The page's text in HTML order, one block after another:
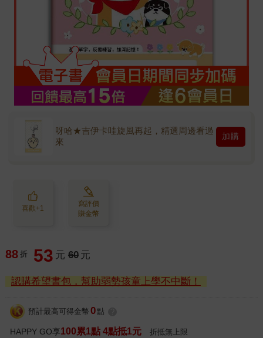
呀哈★吉伊卡哇旋風再起，精選周邊看過
來
加購
喜歡+1
寫評價
賺金幣
88 折 53 元 60 元
認購希望書包，幫助弱勢孩童上學不中斷！
預計最高可得金幣 0 點
HAPPY GO享100累1點 4點抵1元 折抵無上限